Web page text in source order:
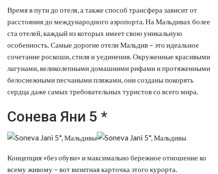
Время в пути до отеля, а также способ трансфера зависит от
расстояния до международного аэропорта. На Мальдивах более
ста отелей, каждый из которых имеет свою уникальную
особенность. Самые дорогие отели Мальдив – это идеальное
сочетание роскоши, стиля и уединения. Окруженные красивыми
лагунами, великолепными домашними рифами и протяженными
белоснежными песчаными пляжами, они созданы покорять
сердца даже самых требовательных туристов со всего мира.
Сонева Яни 5 *
Концепция «без обуви» и максимально бережное отношение ко
всему живому – вот визитная карточка этого курорта.